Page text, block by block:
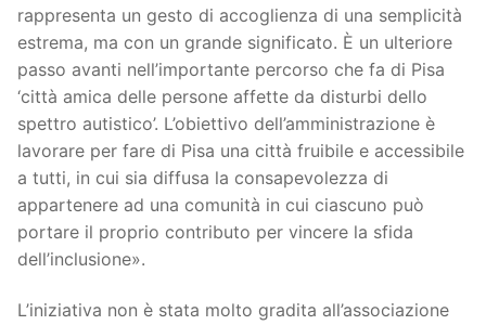
rappresenta un gesto di accoglienza di una semplicità
estrema, ma con un grande significato. È un ulteriore
passo avanti nell’importante percorso che fa di Pisa
‘città amica delle persone affette da disturbi dello
spettro autistico’. L’obiettivo dell’amministrazione è
lavorare per fare di Pisa una città fruibile e accessibile
a tutti, in cui sia diffusa la consapevolezza di
appartenere ad una comunità in cui ciascuno può
portare il proprio contributo per vincere la sfida
dell’inclusione».
L’iniziativa non è stata molto gradita all’associazione